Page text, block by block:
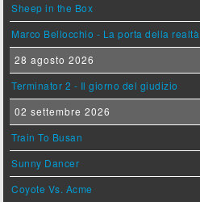
Sheep in the Box
Marco Bellocchio - La porta della realtà
28 agosto 2026
Terminator 2 - Il giorno del giudizio
02 settembre 2026
Train To Busan
Sunny Dancer
Coyote Vs. Acme